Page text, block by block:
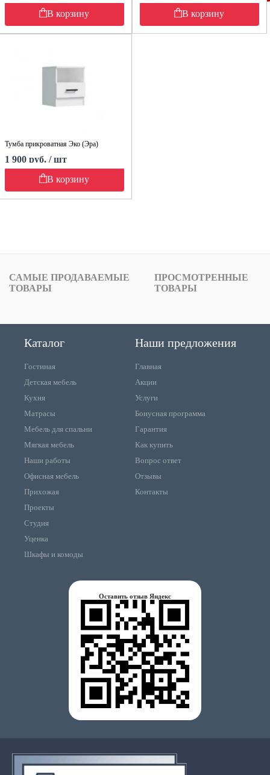
В корзину
В корзину
Тумба прикроватная Эко (Эра)
1 900 руб. / шт
В корзину
САМЫЕ ПРОДАВАЕМЫЕ
ТОВАРЫ
ПРОСМОТРЕННЫЕ
ТОВАРЫ
Каталог
Гостиная
Детская мебель
Кухня
Матрасы
Мебель для спальни
Мягкая мебель
Наши работы
Офисная мебель
Прихожая
Проекты
Студия
Уценка
Шкафы и комоды
Наши предложения
Главная
Акции
Услуги
Бонусная программа
Гарантия
Как купить
Вопрос ответ
Отзывы
Контакты
Оставить отзыв Яндекс